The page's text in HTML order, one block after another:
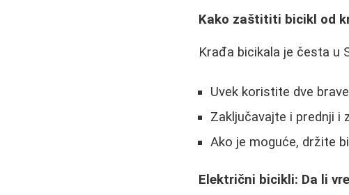
Kako zaštititi bicikl od
Krađa bicikala je česta u
Uvek koristite dve
Zaključavajte i prednji i
Ako je moguće, držite
Električni bicikli: Da li